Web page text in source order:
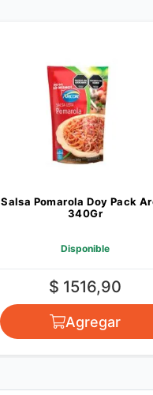
Salsa Pomarola Doy Pack
340Gr
Disponible
$ 1516,90
Agregar